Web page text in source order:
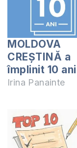
MOLDOVA
CREȘTINĂ a
împlinit 10 ani
Irina Panainte